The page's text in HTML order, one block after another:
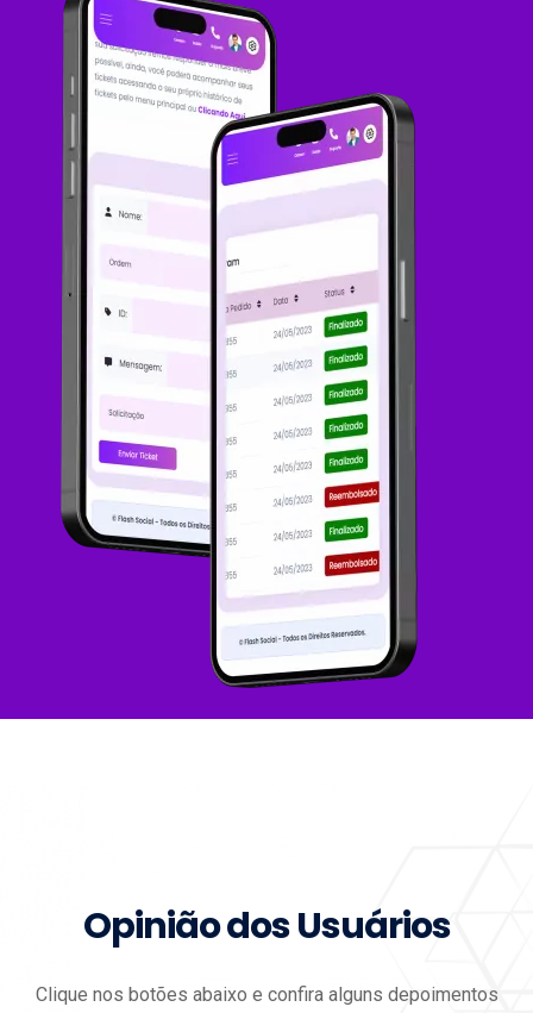
Opinião dos Usuários
Clique nos botões abaixo e confira alguns depoimentos